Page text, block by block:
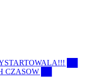
██
CZASOW ██